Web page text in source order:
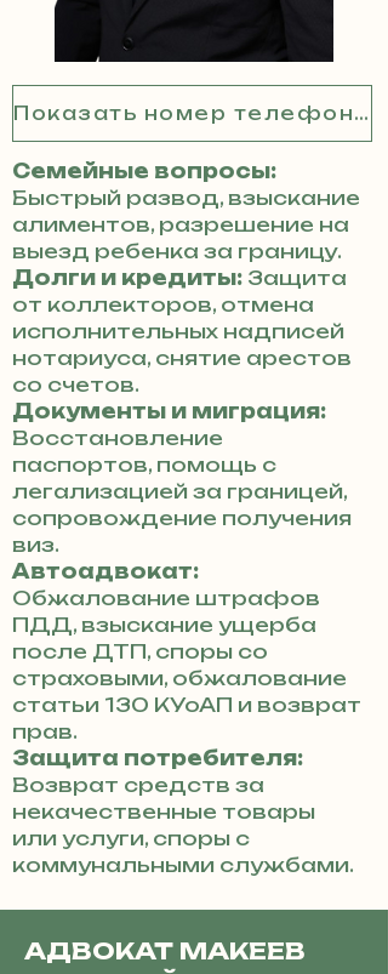
Показать номер телефона
Семейные вопросы:
Быстрый развод, взыскание
алиментов, разрешение на
выезд ребенка за границу.
Долги и кредиты: Защита
от коллекторов, отмена
исполнительных надписей
нотариуса, снятие арестов
со счетов.
Документы и миграция:
Восстановление
паспортов, помощь с
легализацией за границей,
сопровождение получения
виз.
Автоадвокат:
Обжалование штрафов
ПДД, взыскание ущерба
после ДТП, споры со
страховыми, обжалование
статьи 130 КУоАП и возврат
прав.
Защита потребителя:
Возврат средств за
некачественные товары
или услуги, споры с
коммунальными службами.
АДВОКАТ МАКЕЕВ